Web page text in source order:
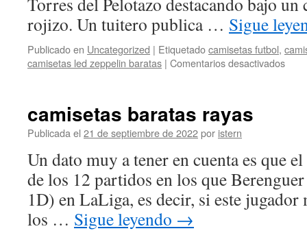
rojizo. Un tuitero publica … Sigue
Publicado en Uncategorized | Etiquetadocamisetas futbol,
camisetas led zeppelin baratas | Comentarios desactivadosen
camisetas baratas rayas
Publicada el 21 de septiembre de 2022por istern
Un dato muy a tener en cuenta es que
de los 12 partidos en los que
1D) en LaLiga, es decir, si este jugador
los … Sigue leyendo →